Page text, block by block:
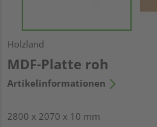
Holzland
MDF-Platte roh
Artikelinformationen
2800 x 2070 x 10 mm